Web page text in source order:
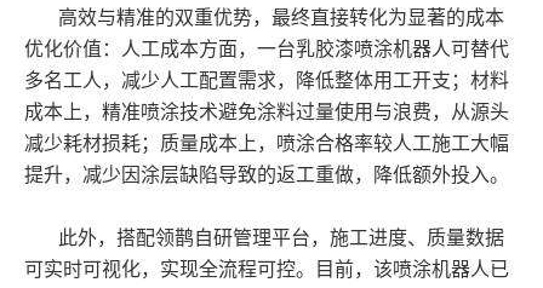
高效与精准的双重优势，最终直接转化为显著的成本
优化价值：人工成本方面，一台乳胶漆喷涂机器人可替代
多名工人，减少人工配置需求，降低整体用工开支；材料
成本上，精准喷涂技术避免涂料过量使用与浪费，从源头
减少耗材损耗；质量成本上，喷涂合格率较人工施工大幅
提升，减少因涂层缺陷导致的返工重做，降低额外投入。
此外，搭配领鹊自研管理平台，施工进度、质量数据
可实时可视化，实现全流程可控。目前，该喷涂机器人已